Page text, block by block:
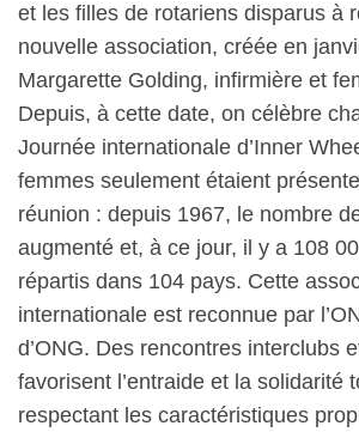
et les filles de rotariens disparus à
nouvelle association, créée en
Margarette Golding, infirmière et
Depuis, à cette date, on célèbre
Journée internationale d’Inner
femmes seulement étaient
réunion : depuis 1967, le nombre
augmenté et, à ce jour, il y a 108
répartis dans 104 pays. Cette
internationale est reconnue par
d’ONG. Des rencontres interclubs
favorisent l’entraide et la solidarité
respectant les caractéristiques